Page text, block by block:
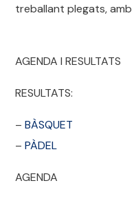
treballant plegats, amb
AGENDA I RESULTATS
RESULTATS:
–BÀSQUET
–PÀDEL
AGENDA